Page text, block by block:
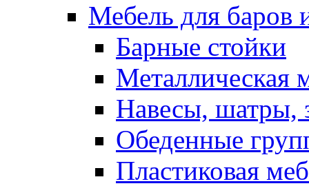
Мебель для баров
Барные стойки
Металлическая
Навесы, шатры,
Обеденные
Пластиковая